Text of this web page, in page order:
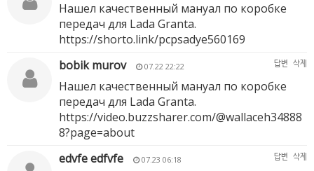
Нашел качественный мануал по коробке
передач для Lada Granta.
https://shorto.link/pcpsadye560169
bobik murov
07.22 22:22 답변 삭제
Нашел качественный мануал по коробке
передач для Lada Granta.
https://video.buzzsharer.com/@wallaceh34888
8?page=about
edvfe edfvfe
07.23 06:18 답변 삭제